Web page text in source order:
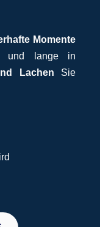
Momente
und lange in
Lachen Sie